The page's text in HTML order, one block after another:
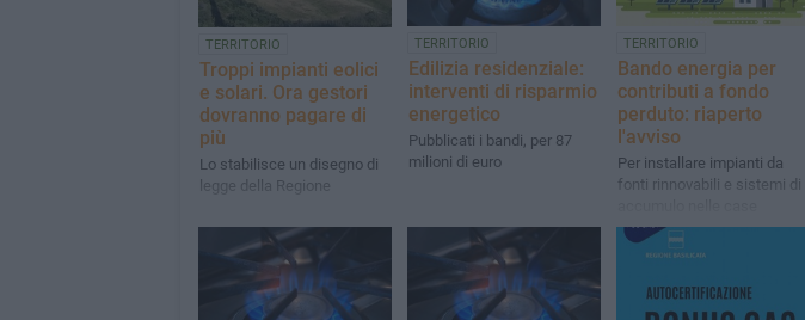
TERRITORIO
Troppi impianti eolici
e solari. Ora gestori
dovranno pagare di
più
Lo stabilisce un disegno di
legge della Regione
TERRITORIO
Edilizia residenziale:
interventi di risparmio
energetico
Pubblicati i bandi, per 87
milioni di euro
TERRITORIO
Bando energia per
contributi a fondo
perduto: riaperto
l'avviso
Per installare impianti da
fonti rinnovabili e sistemi di